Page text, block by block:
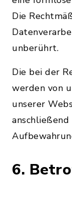
Die
unberührt.
Die bei der
werden von
unserer
6.